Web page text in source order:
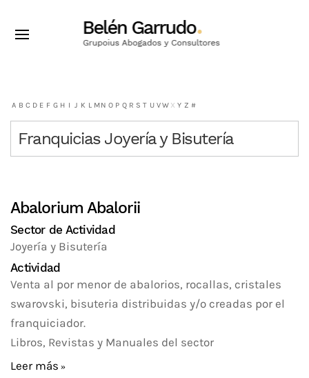
A B C D E F G H I J K L MN O P Q R S T U VW X Y Z #
Franquicias Joyería y Bisutería
Abalorium Abalorii
Sector de Actividad
Joyería y Bisutería
Actividad
Venta al por menor de abalorios, rocallas, cristales
swarovski, bisuteria distribuidas y/o creadas por el
franquiciador.
Libros, Revistas y Manuales del sector
Leer más